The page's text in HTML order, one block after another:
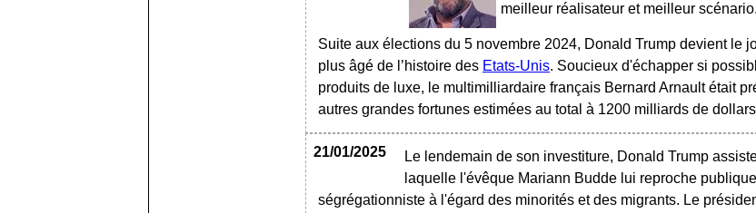
meilleur réalisateur et meilleur scénario.
Suite aux élections du 5 novembre 2024, Donald Trump devient le
plus âgé de l’histoire des Etats-Unis. Soucieux d'échapper si
produits de luxe, le multimilliardaire français Bernard Arnault était
autres grandes fortunes estimées au total à 1200 milliards de
21/01/2025
Le lendemain de son investiture, Donald Trump
laquelle l'évêque Mariann Budde lui reproche
ségrégationniste à l'égard des minorités et des migrants. Le